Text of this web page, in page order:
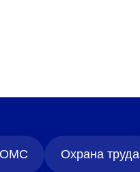
ОМС Охрана труда